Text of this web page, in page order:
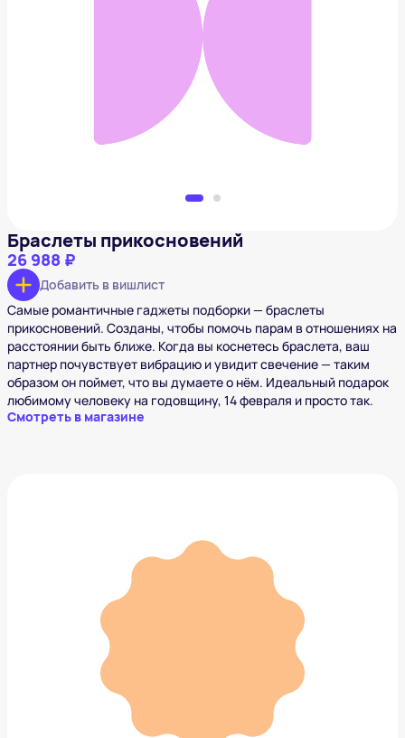
Браслеты прикосновений
26 988 ₽
Добавить в вишлист
Браслеты прикосновений
26 988 ₽
Добавить в вишлист
Самые романтичные гаджеты подборки — браслеты
прикосновений. Созданы, чтобы помочь парам в отношениях на
расстоянии быть ближе. Когда вы коснетесь браслета, ваш
партнер почувствует вибрацию и увидит свечение — таким
образом он поймет, что вы думаете о нём. Идеальный подарок
любимому человеку на годовщину, 14 февраля и просто так.
Смотреть в магазине
Водонепроницаемый держатель в ванную